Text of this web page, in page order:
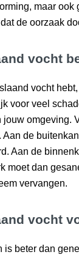
maar ook
de oorzaak
vocht
vocht
voor veel
jouw omgeving.
Aan de
Aan de
moet dan
vervangen.
vocht
is beter dan